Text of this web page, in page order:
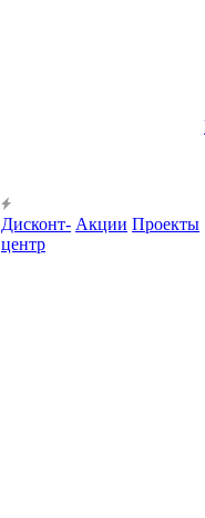
Дисконт-
центр
Акции Проекты